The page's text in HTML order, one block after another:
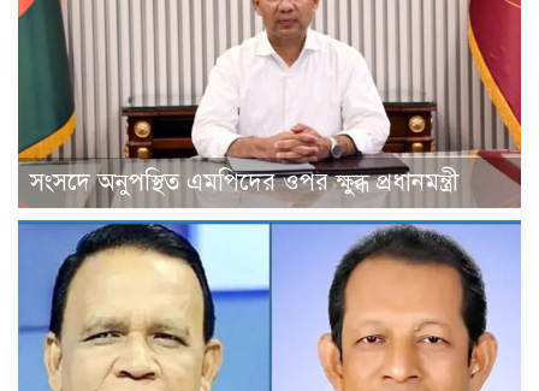
সংসদে অনুপস্থিত এমপিদের ওপর ক্ষুব্ধ প্রধানমন্ত্রী